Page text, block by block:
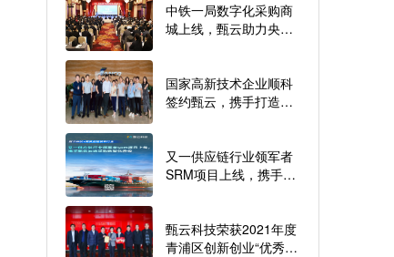
中铁一局数字化采购商
城上线，甄云助力央企
国家高新技术企业顺科
签约甄云，携手打造数
又一供应链行业领军者
SRM项目上线，携手甄
甄云科技荣获2021年度
青浦区创新创业“优秀人